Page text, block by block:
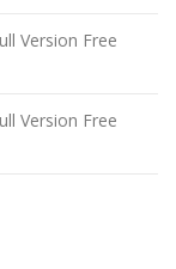
Version Free
Version Free